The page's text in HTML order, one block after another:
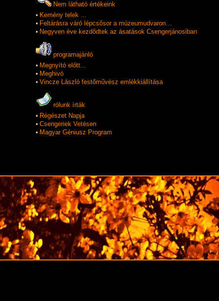
Nem látható értékeink
• Kemény telek ...
• Feltárásra váró lépcsősor a múzeumudvaron…
• Negyven éve kezdődtek az ásatások Csengerjánosiban
programajánló
• Megnyító előtt...
• Meghivó
• Vincze László festőművész emlékkiállítása
rólunk írták
• Régészet Napja
• Csengeriek Vetésen
• Magyar Géniusz Program